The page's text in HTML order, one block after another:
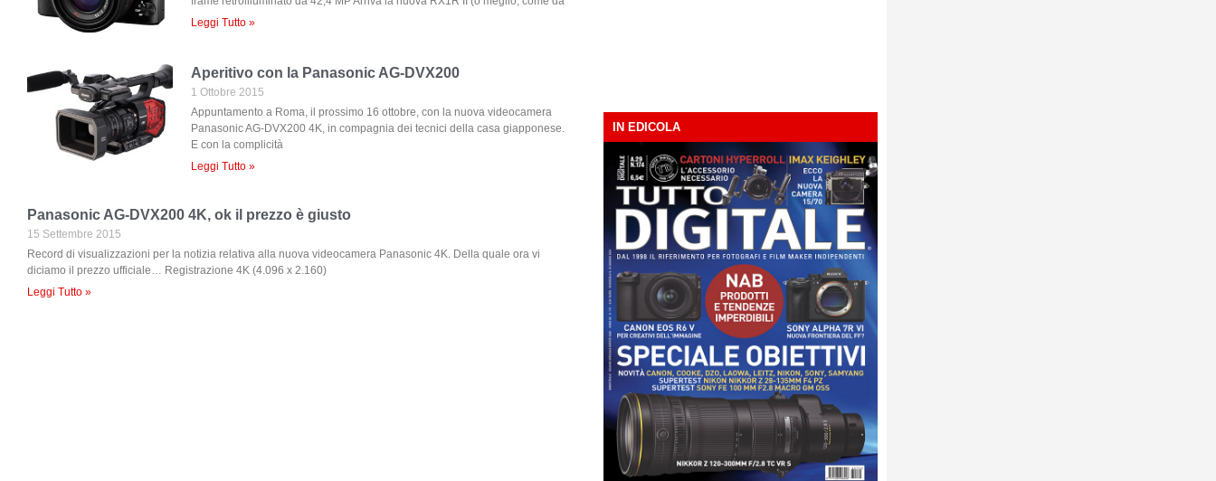
Leggi Tutto »
Aperitivo con la Panasonic AG-DVX200
1 Ottobre 2015
Appuntamento a Roma, il prossimo 16 ottobre, con la nuova videocamera
Panasonic AG-DVX200 4K, in compagnia dei tecnici della casa giapponese.
E con la complicità
Leggi Tutto »
Panasonic AG-DVX200 4K, ok il prezzo è giusto
15 Settembre 2015
Record di visualizzazioni per la notizia relativa alla nuova videocamera Panasonic 4K. Della quale ora vi
diciamo il prezzo ufficiale… Registrazione 4K (4.096 x 2.160)
Leggi Tutto »
IN EDICOLA